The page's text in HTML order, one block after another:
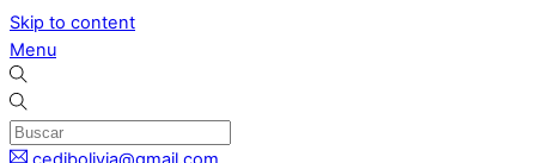
Skip to content
Menu